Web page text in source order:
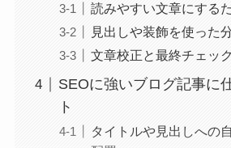
読みやすい文章にする
見出しや装飾を使った
文章校正と最終チェッ
SEOに強いブログ記事に
ト
タイトルや見出しへの